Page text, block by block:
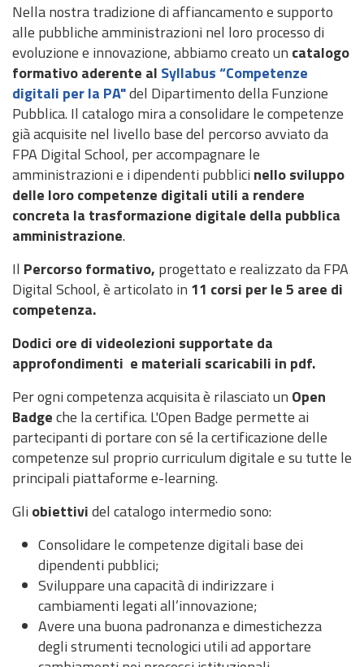
Nella nostra tradizione di affiancamento e supporto
alle pubbliche amministrazioni nel loro processo di
evoluzione e innovazione, abbiamo creato un catalogo
formativo aderente al Syllabus “Competenze
digitali per la PA"del Dipartimento della Funzione
Pubblica. Il catalogo mira a consolidare le competenze
già acquisite nel livello base del percorso avviato da
FPA Digital School, per accompagnare le
amministrazioni e i dipendenti pubblici nello sviluppo
delle loro competenze digitali utili a rendere
concreta la trasformazione digitale della pubblica
amministrazione.
Il Percorso formativo, progettato e realizzato da FPA
Digital School, è articolato in 11 corsi per le 5 aree di
competenza.
Dodici ore di videolezioni supportate da
approfondimenti e materiali scaricabili in pdf.
Per ogni competenza acquisita è rilasciato un Open
Badgeche la certifica. L'Open Badge permette ai
partecipanti di portare con sé la certificazione delle
competenze sul proprio curriculum digitale e su tutte le
principali piattaforme e-learning.
Gli obiettividel catalogo intermedio sono:
Consolidare le competenze digitali base dei
dipendenti pubblici;
Sviluppare una capacità di indirizzare i
cambiamenti legati all’innovazione;
Avere una buona padronanza e dimestichezza
degli strumenti tecnologici utili ad apportare